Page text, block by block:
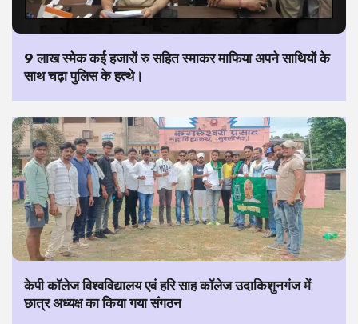
9 लाख स्मेक कई हजारों रु सहित स्माकर माफिया अपने साथियों के
साथ चढ़ा पुलिस के हत्थे।
केपी कॉलेज विश्वविद्यालय एवं हरि साह कॉलेज उदाकिशुनगंज में
छात्र अध्यक्ष का किया गया संगठन